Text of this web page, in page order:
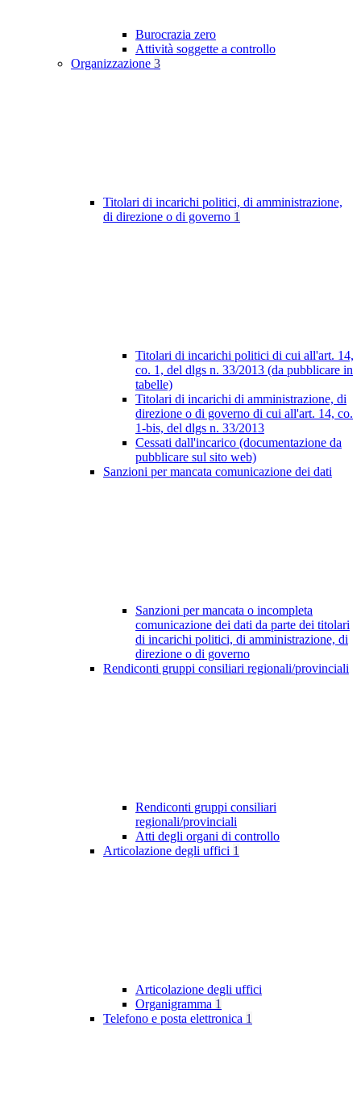
Burocrazia zero
Attività soggette a controllo
Organizzazione 3
Titolari di incarichi politici, di amministrazione,
di direzione o di governo 1
Titolari di incarichi politici di cui all'art. 14,
co. 1, del dlgs n. 33/2013 (da pubblicare in
tabelle)
Titolari di incarichi di amministrazione, di
direzione o di governo di cui all'art. 14, co.
1-bis, del dlgs n. 33/2013
Cessati dall'incarico (documentazione da
pubblicare sul sito web)
Sanzioni per mancata comunicazione dei dati
Sanzioni per mancata o incompleta
comunicazione dei dati da parte dei titolari
di incarichi politici, di amministrazione, di
direzione o di governo
Rendiconti gruppi consiliari regionali/provinciali
Rendiconti gruppi consiliari
regionali/provinciali
Atti degli organi di controllo
Articolazione degli uffici 1
Articolazione degli uffici
Organigramma 1
Telefono e posta elettronica 1